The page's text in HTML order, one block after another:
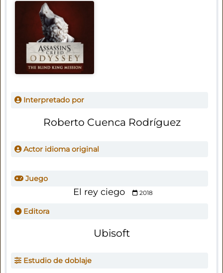
Interpretado por
Roberto Cuenca Rodríguez
Actor idioma original
Juego
El rey ciego 2018
Editora
Ubisoft
Estudio de doblaje